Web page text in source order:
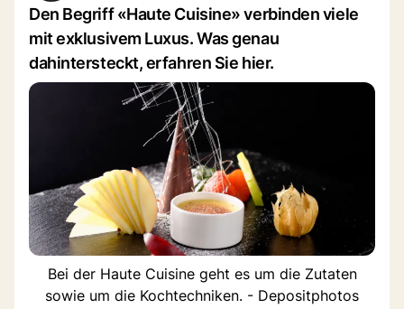
Den Begriff «Haute Cuisine» verbinden viele
mit exklusivem Luxus. Was genau
dahintersteckt, erfahren Sie hier.
Bei der Haute Cuisine geht es um die Zutaten
sowie um die Kochtechniken. - Depositphotos